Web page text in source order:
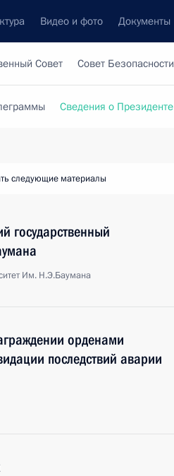
Видео и фото Документы
Совет Совет Безопасности
Сведения о Президенте
следующие материалы
государственный
Им. Н.Э.Баумана
орденами
последствий аварии